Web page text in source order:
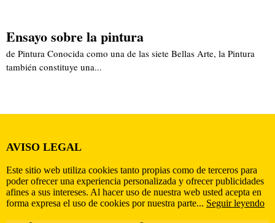
Ensayo sobre la pintura
de Pintura Conocida como una de las siete Bellas Arte, la Pintura
también constituye una...
AVISO LEGAL
Este sitio web utiliza cookies tanto propias como de terceros para
poder ofrecer una experiencia personalizada y ofrecer publicidades
afines a sus intereses. Al hacer uso de nuestra web usted acepta en
forma expresa el uso de cookies por nuestra parte... Seguir leyendo